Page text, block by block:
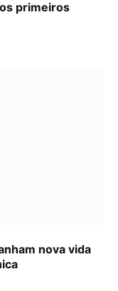
primeiros
nova vida